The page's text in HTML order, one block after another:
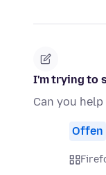
I'm trying to
Can you
Offen